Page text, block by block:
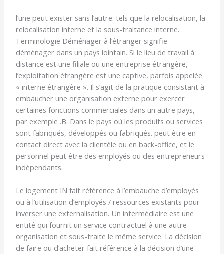
l’une peut exister sans l’autre. tels que la relocalisation, la
relocalisation interne et la sous-traitance interne.
Terminologie Déménager à l’étranger signifie
déménager dans un pays lointain. Si le lieu de travail à
distance est une filiale ou une entreprise étrangère,
l’exploitation étrangère est une captive, parfois appelée
« interne étrangère ». Il s’agit de la pratique consistant à
embaucher une organisation externe pour exercer
certaines fonctions commerciales dans un autre pays,
par exemple .B. Dans le pays où les produits ou services
sont fabriqués, développés ou fabriqués. peut être en
contact direct avec la clientèle ou en back-office, et le
personnel peut être des employés ou des entrepreneurs
indépendants.
Le logement IN fait référence à l’embauche d’employés
ou à l’utilisation d’employés / ressources existants pour
inverser une externalisation. Un intermédiaire est une
entité qui fournit un service contractuel à une autre
organisation et sous-traite le même service. La décision
de faire ou d’acheter fait référence à la décision d’une